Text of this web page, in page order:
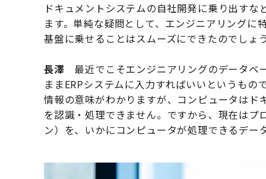
ドキュメントシステムの自社開発に乗り出す
ます。単純な疑問として、エンジニアリング
基盤に乗せることはスムーズにできたのでしょう
長澤 最近でこそエンジニアリングのデータベ
ままERPシステムに入力すればいいというも
情報の意味がわかりますが、コンピュータは
を認識・処理できません。ですから、現在は
ン）を、いかにコンピュータが処理できるデー